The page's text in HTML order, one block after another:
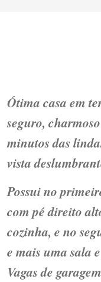
Ótima casa em
seguro,
minutos das
vista
Possui no
com pé direito
cozinha, e no
e mais uma sala
Vagas de